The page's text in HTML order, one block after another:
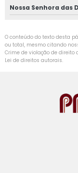
Nossa Senhora das
O conteúdo do texto desta
ou total, mesmo citando
Crime de violação de direito
Lei de direitos autorais.